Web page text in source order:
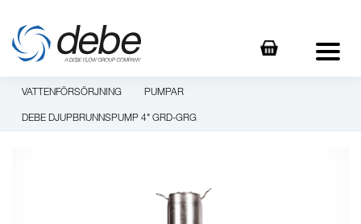
VATTENFÖRSÖRJNING PUMPAR
DEBE DJUPBRUNNSPUMP 4" GRD-GRG